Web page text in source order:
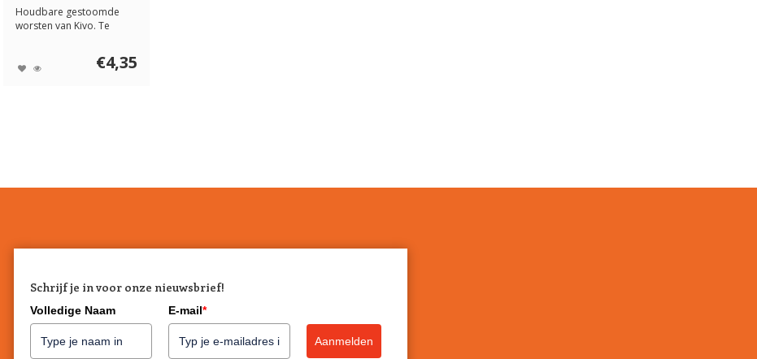
Houdbare gestoomde
worsten van Kivo. Te
€4,35
Schrijf je in voor onze nieuwsbrief!
Volledige Naam E-mail*
Aanmelden